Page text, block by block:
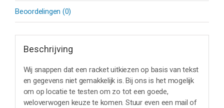
Beoordelingen (0)
Beschrijving
Wij snappen dat een racket uitkiezen op basis van tekst
en gegevens niet gemakkelijk is. Bij ons is het mogelijk
om op locatie te testen om zo tot een goede,
weloverwogen keuze te komen. Stuur even een mail of